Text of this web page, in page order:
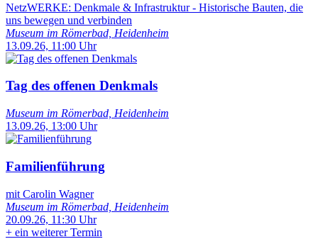
NetzWERKE: Denkmale & Infrastruktur - Historische Bauten, die
uns bewegen und verbinden
Museum im Römerbad, Heidenheim
13.09.26, 11:00 Uhr
Tag des offenen Denkmals
Museum im Römerbad, Heidenheim
13.09.26, 13:00 Uhr
Familienführung
mit Carolin Wagner
Museum im Römerbad, Heidenheim
20.09.26, 11:30 Uhr
+ ein weiterer Termin